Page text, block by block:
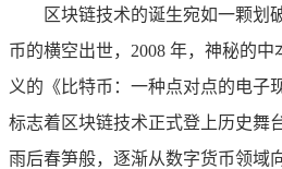
区块链技术的诞生宛如一颗划
币的横空出世，2008 年，神秘的
义的《比特币：一种点对点的电子
标志着区块链技术正式登上历史舞
雨后春笋般，逐渐从数字货币领域